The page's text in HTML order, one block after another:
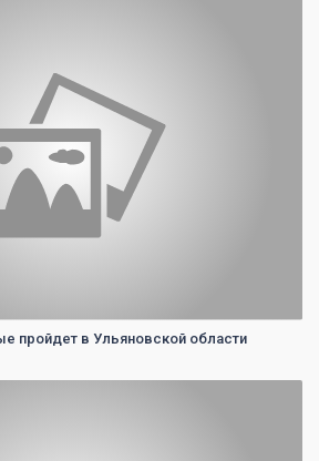
пройдет в Ульяновской области